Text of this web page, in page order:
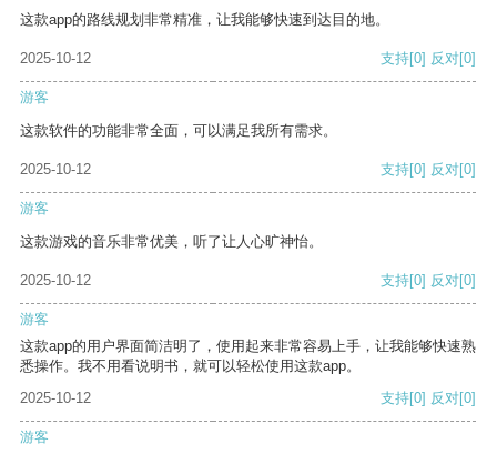
这款app的路线规划非常精准，让我能够快速到达目的地。
2025-10-12 支持[0] 反对[0]
游客
这款软件的功能非常全面，可以满足我所有需求。
2025-10-12 支持[0] 反对[0]
游客
这款游戏的音乐非常优美，听了让人心旷神怡。
2025-10-12 支持[0] 反对[0]
游客
这款app的用户界面简洁明了，使用起来非常容易上手，让我能够快速熟
悉操作。我不用看说明书，就可以轻松使用这款app。
2025-10-12
支持[0] 反对[0]
游客